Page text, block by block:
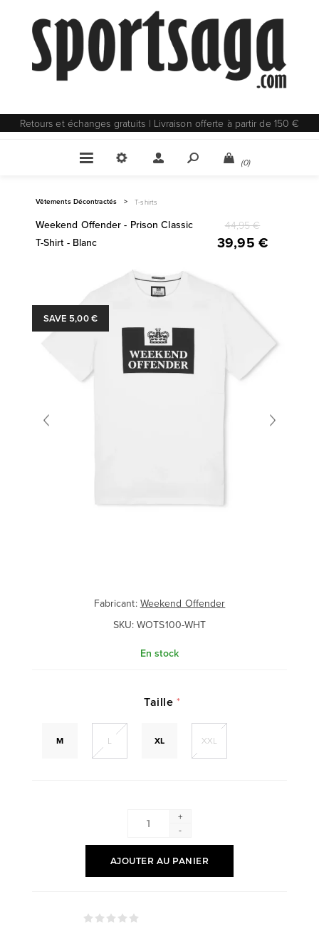
Retours et échanges gratuits | Livraison offerte à partir de 150 €
(0)
Vêtements Décontractés > T-shirts
Weekend Offender - Prison Classic
T-Shirt - Blanc
44,95 €
39,95 €
SAVE 5,00 €
Fabricant: Weekend Offender
SKU: WOTS100-WHT
En stock
Taille *
M L XL XXL
+
-
AJOUTER AU PANIER